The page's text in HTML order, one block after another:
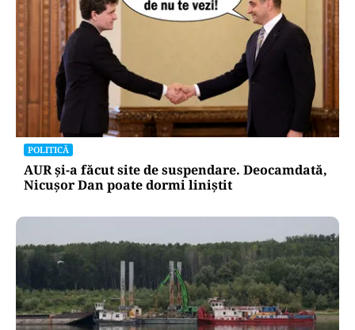
POLITICĂ
AUR și-a făcut site de suspendare. Deocamdată,
Nicușor Dan poate dormi liniștit